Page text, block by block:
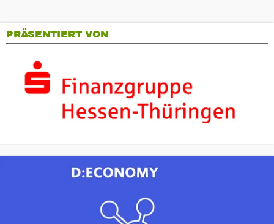
PRÄSENTIERT VON